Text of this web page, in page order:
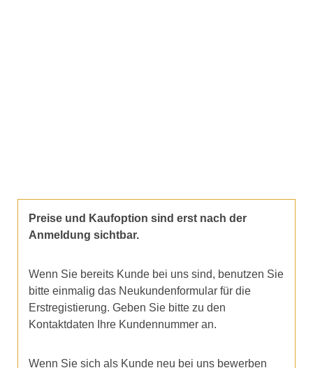
Preise und Kaufoption sind erst nach der
Anmeldung sichtbar.
Wenn Sie bereits Kunde bei uns sind, benutzen Sie
bitte einmalig das Neukundenformular für die
Erstregistierung. Geben Sie bitte zu den
Kontaktdaten Ihre Kundennummer an.
Wenn Sie sich als Kunde neu bei uns bewerben